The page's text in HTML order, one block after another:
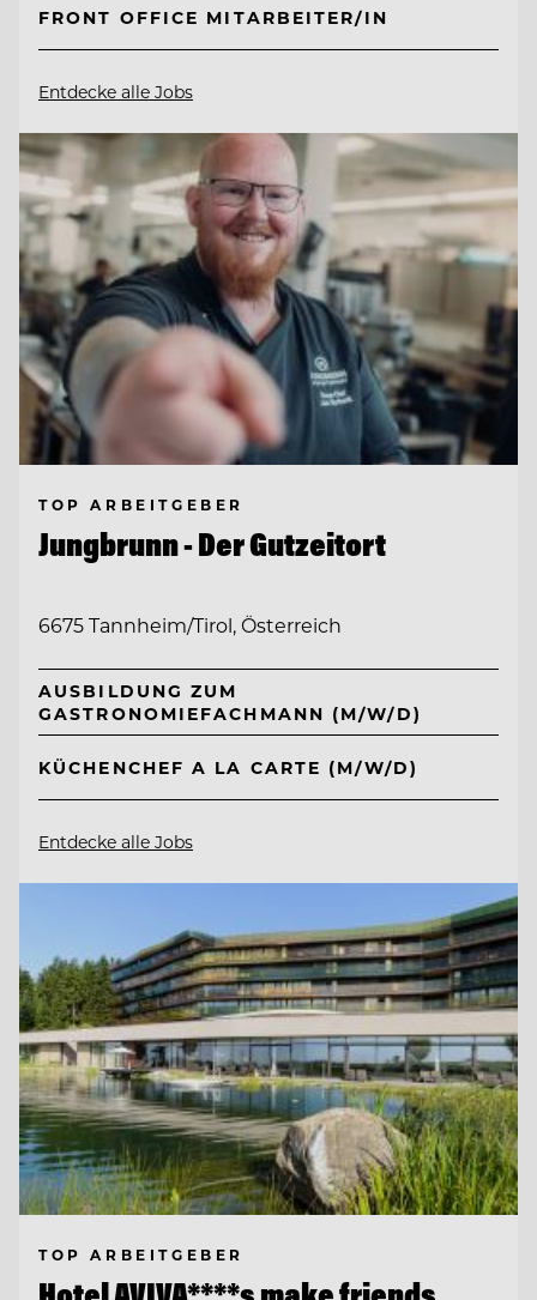
FRONT OFFICE MITARBEITER/IN
Entdecke alle Jobs
TOP ARBEITGEBER
Jungbrunn - Der Gutzeitort
6675 Tannheim/Tirol, Österreich
AUSBILDUNG ZUM
GASTRONOMIEFACHMANN (M/W/D)
KÜCHENCHEF A LA CARTE (M/W/D)
Entdecke alle Jobs
TOP ARBEITGEBER